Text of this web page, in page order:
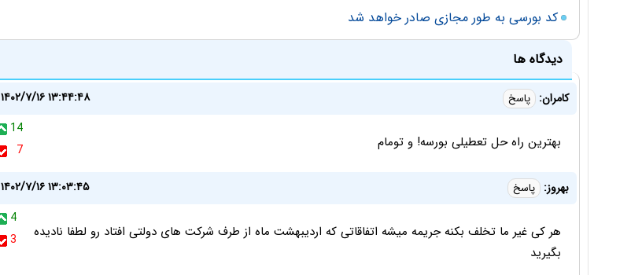
کد بورسی به طور مجازی صادر خواهد شد
دیدگاه ها
کامران: پاسخ
۱۴۰۲/۷/۱۶ ۱۳:۴۴:۴۸
14
7
بهترین راه حل تعطیلی بورسه! و تومام
بهروز: پاسخ
۱۴۰۲/۷/۱۶ ۱۳:۰۳:۴۵
4
3
هر کی غیر ما تخلف بکنه جریمه میشه اتفاقاتی که اردیبهشت ماه از طرف شرکت های دولتی افتاد رو لطفا نادیده
بگیرید